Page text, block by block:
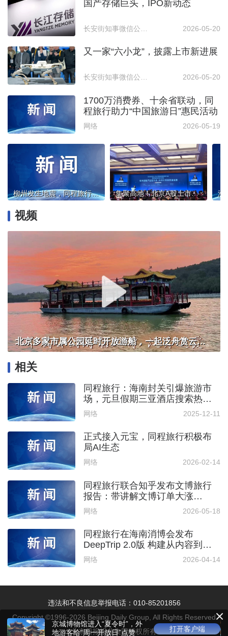
国产存储巨头，IPO新动态
2026-05-20
又一家“六小龙”，披露上市新进展
2026-05-20
1700万消费券、十余省联动，同
程旅行助力“中国旅游日”惠民活动
网络 2026-05-19
柳州发生地震，同程旅行启动应急保障机制 集聚高地！北京A股上市公司达483家
视频
北京多家市属公园延时开放游船，一起泛舟赏云霞！
相关
同程旅行：海南封关引爆旅游市
场，元旦假期三亚酒店搜索热度
翻倍
网络 2025-12-11
正式接入元宝，同程旅行积极布
局AI生态
网络 2026-02-14
同程旅行联合知乎发布文博旅行
报告：带讲解文博订单大涨
62%，深度体验成游馆新刚需
网络 2026-05-18
同程旅行在海南消博会发布
DeepTrip 2.0版 构建从内容到交
易闭环
网络 2026-04-14
违法和不良信息举报电话：010-85201856
Copyright ©1996-2026 Beijing Daily Group, All Rights Reserved
北京日报报业集团版权所有
京城博物馆进入“夏令时”，外
地游客给“周一开放日”点赞
打开客户端